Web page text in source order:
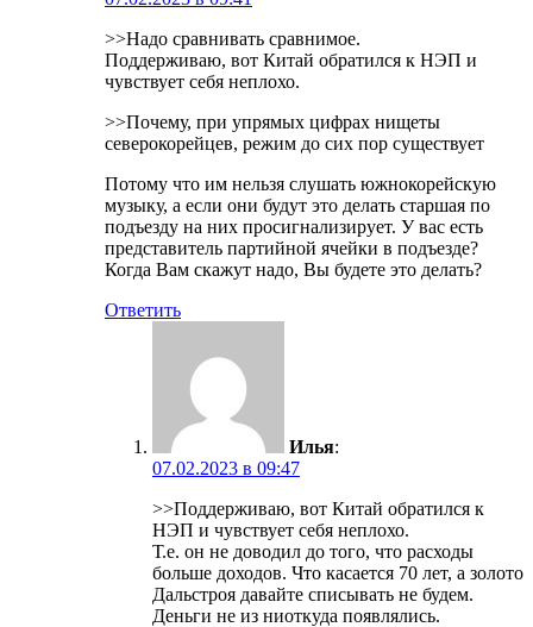
>>Надо сравнивать сравнимое.
Поддерживаю, вот Китай обратился к НЭП и
чувствует себя неплохо.
>>Почему, при упрямых цифрах нищеты
северокорейцев, режим до сих пор существует
Потому что им нельзя слушать южнокорейскую
музыку, а если они будут это делать старшая по
подъезду на них просигнализирует. У вас есть
представитель партийной ячейки в подъезде?
Когда Вам скажут надо, Вы будете это делать?
Ответить
Илья:
07.02.2023 в 09:47
>>Поддерживаю, вот Китай обратился к
НЭП и чувствует себя неплохо.
Т.е. он не доводил до того, что расходы
больше доходов. Что касается 70 лет, а золото
Дальстроя давайте списывать не будем.
Деньги не из ниоткуда появлялись.